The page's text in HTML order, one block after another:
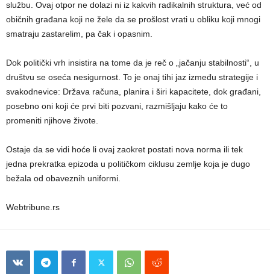
službu. Ovaj otpor ne dolazi ni iz kakvih radikalnih struktura, već od
običnih građana koji ne žele da se prošlost vrati u obliku koji mnogi
smatraju zastarelim, pa čak i opasnim.
Dok politički vrh insistira na tome da je reč o „jačanju stabilnosti“, u
društvu se oseća nesigurnost. To je onaj tihi jaz između strategije i
svakodnevice: Država računa, planira i širi kapacitete, dok građani,
posebno oni koji će prvi biti pozvani, razmišljaju kako će to
promeniti njihove živote.
Ostaje da se vidi hoće li ovaj zaokret postati nova norma ili tek
jedna prekratka epizoda u političkom ciklusu zemlje koja je dugo
bežala od obaveznih uniformi.
Webtribune.rs